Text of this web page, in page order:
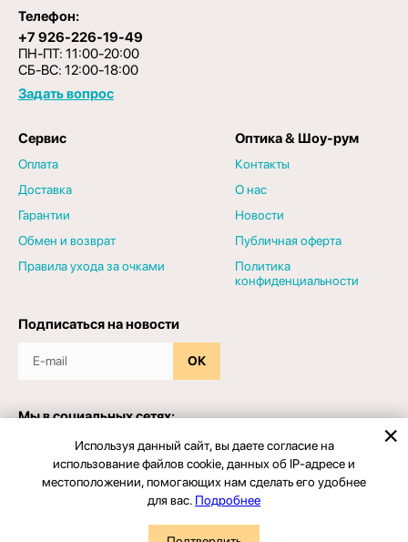
Телефон:
+7 926-226-19-49
ПН-ПТ: 11:00-20:00
СБ-ВС: 12:00-18:00
Задать вопрос
Сервис
Оплата
Доставка
Гарантии
Обмен и возврат
Правила ухода за очками
Оптика & Шоу-рум
Контакты
О нас
Новости
Публичная оферта
Политика
конфиденциальности
Подписаться на новости
ОК
Мы в социальных сетях:
Используя данный сайт, вы даете согласие на
использование файлов cookie, данных об IP-адресе и
местоположении, помогающих нам сделать его удобнее
для вас. Подробнее